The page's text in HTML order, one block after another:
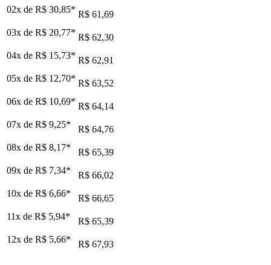
02x de R$ 30,85* R$ 61,69
03x de R$ 20,77* R$ 62,30
04x de R$ 15,73* R$ 62,91
05x de R$ 12,70* R$ 63,52
06x de R$ 10,69* R$ 64,14
07x de R$ 9,25*
R$ 64,76
08x de R$ 8,17*
R$ 65,39
09x de R$ 7,34*
R$ 66,02
10x de R$ 6,66*
R$ 66,65
11x de R$ 5,94*
R$ 65,39
12x de R$ 5,66* R$ 67,93